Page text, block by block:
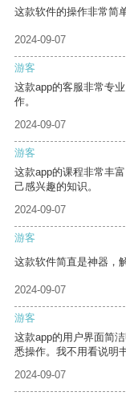
这款软件的操作非常简
2024-09-07
游客
这款app的客服非常专
作。
2024-09-07
游客
这款app的课程非常丰
己感兴趣的知识。
2024-09-07
游客
这款软件简直是神器，
2024-09-07
游客
这款app的用户界面简
悉操作。我不用看说明
2024-09-07